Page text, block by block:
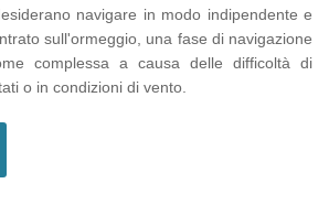
navigare in modo indipendente e
sull'ormeggio, una fase di navigazione
complessa a causa delle difficoltà di
o in condizioni di vento.